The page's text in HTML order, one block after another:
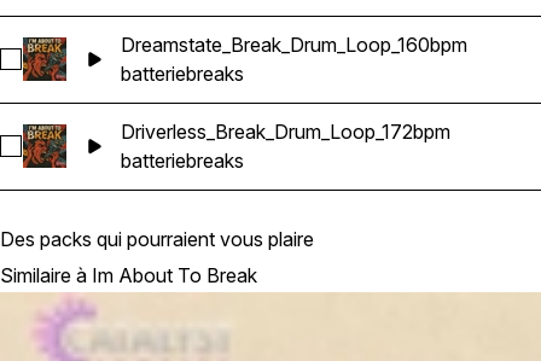
Sélectionnez Dreamstate_Break_Drum_Loop_160bpm
Dreamstate_Break_Drum_Loop_160bpm
batteriebreaks
Sélectionnez Driverless_Break_Drum_Loop_172bpm
Driverless_Break_Drum_Loop_172bpm
batteriebreaks
Des packs qui pourraient vous plaire
Similaire à Im About To Break